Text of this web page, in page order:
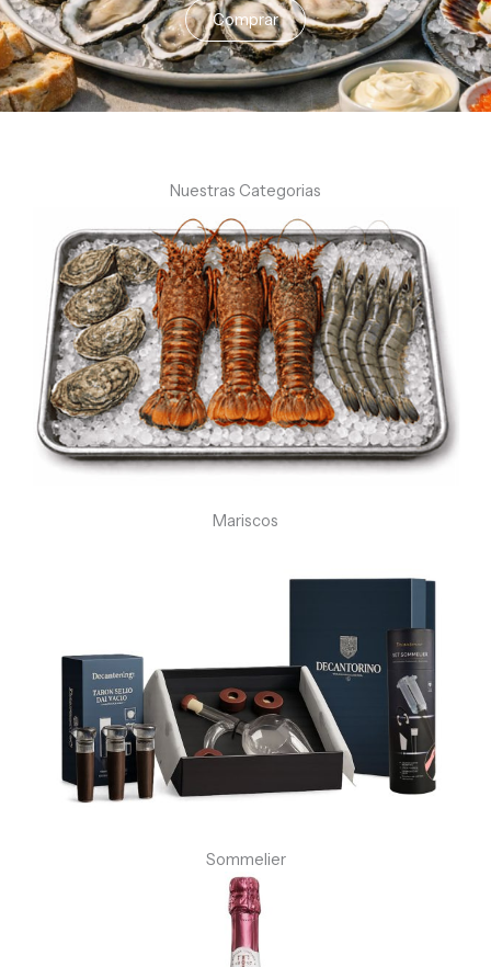
Comprar
Nuestras Categorias
Mariscos
Sommelier